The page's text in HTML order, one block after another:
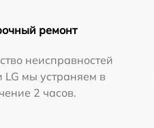
ремонт
неисправностей
LG мы устраняем в
2 часов.